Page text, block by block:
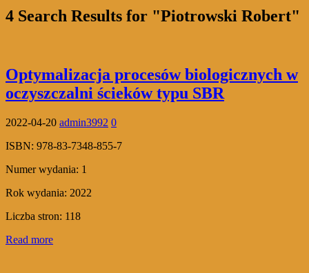
4 Search Results for "Piotrowski Robert"
Optymalizacja procesów biologicznych w
oczyszczalni ścieków typu SBR
2022-04-20 admin3992 0
ISBN: 978-83-7348-855-7
Numer wydania: 1
Rok wydania: 2022
Liczba stron: 118
Read more